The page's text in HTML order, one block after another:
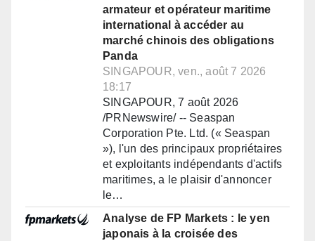
armateur et opérateur maritime
international à accéder au
marché chinois des obligations
Panda
SINGAPOUR, ven., août 7 2026
18:17
SINGAPOUR, 7 août 2026
/PRNewswire/ -- Seaspan
Corporation Pte. Ltd. (« Seaspan
»), l'un des principaux propriétaires
et exploitants indépendants d'actifs
maritimes, a le plaisir d'annoncer
le…
Analyse de FP Markets : le yen
japonais à la croisée des